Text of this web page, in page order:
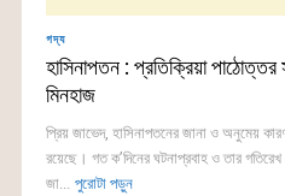
গদ্য
হাসিনাপতন : প্রতিক্রিয়া
মিনহাজ
প্রিয় জাভেদ, হাসিনাপতনের জানা ও অনুমেয়
রয়েছে। গত ক’দিনের ঘটনাপ্রবাহ ও তার
জা... পুরোটা পড়ুন